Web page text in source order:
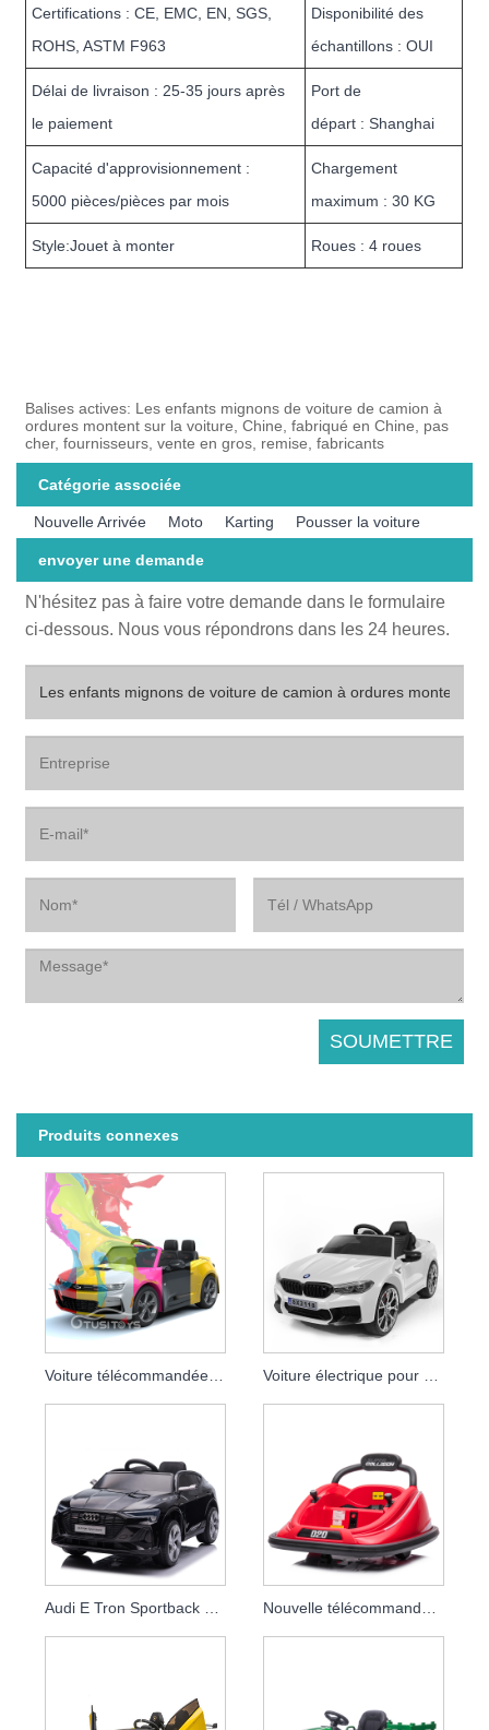
Certifications : CE, EMC, EN, SGS,
ROHS, ASTM F963
Disponibilité des
échantillons : OUI
Délai de livraison : 25-35 jours après
le paiement
Port de
départ : Shanghai
Capacité d'approvisionnement :
5000 pièces/pièces par mois
Chargement
maximum : 30 KG
Style:Jouet à monter Roues : 4 roues
Balises actives: Les enfants mignons de voiture de camion à
ordures montent sur la voiture, Chine, fabriqué en Chine, pas
cher, fournisseurs, vente en gros, remise, fabricants
Catégorie associée
Nouvelle Arrivée Moto Karting Pousser la voiture
envoyer une demande
N'hésitez pas à faire votre demande dans le formulaire
ci-dessous. Nous vous répondrons dans les 24 heures.
Produits connexes
Voiture télécommandée pour bébé sous licence Chevrolet Camaro 2SS